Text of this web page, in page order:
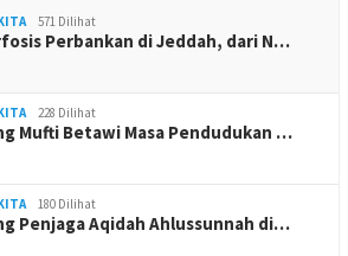
571 Dilihat
Perbankan di Jeddah, dari N…
228 Dilihat
Mufti Betawi Masa Pendudukan …
180 Dilihat
Penjaga Aqidah Ahlussunnah di…